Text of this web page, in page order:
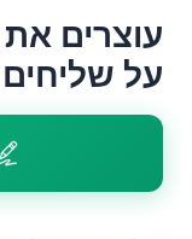
עוצרים
על שליחים